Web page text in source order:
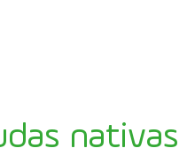
nativas